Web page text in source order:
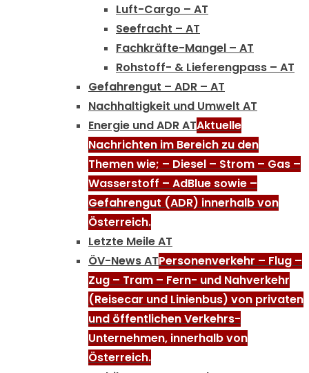
Luft-Cargo – AT
Seefracht – AT
Fachkräfte-Mangel – AT
Rohstoff- & Lieferengpass – AT
Gefahrengut – ADR – AT
Nachhaltigkeit und Umwelt AT
Energie und ADR ATAktuelle
Nachrichten im Bereich zu den
Themen wie; – Diesel – Strom – Gas –
Wasserstoff – AdBlue sowie –
Gefahrengut (ADR) innerhalb von
Österreich.
Letzte Meile AT
ÖV-News ATPersonenverkehr – Flug –
Zug – Tram – Fern- und Nahverkehr
(Reisecar und Linienbus) von privaten
und öffentlichen Verkehrs-
Unternehmen, innerhalb von
Österreich.